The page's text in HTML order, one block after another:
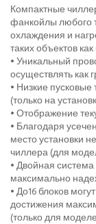
Компактные
фанкойлы любого
охлаждения и
таких объектов
• Уникальный
осуществлять как
• Низкие
(только на
• Отображение
• Благодаря
место установки
чиллера (для
• Двойная
максимально
• До16 блоков
достижения
(только для